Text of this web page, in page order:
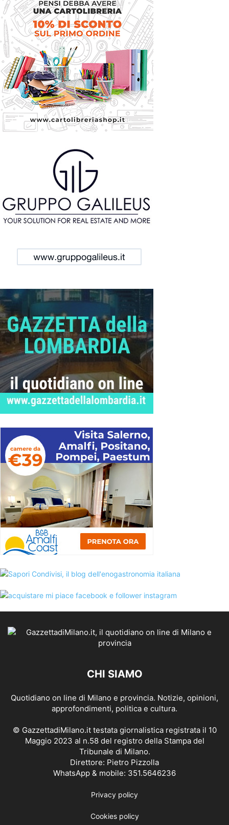
CHI SIAMO
Quotidiano on line di Milano e provincia. Notizie, opinioni,
approfondimenti, politica e cultura.
© GazzettadiMilano.it testata giornalistica registrata il 10
Maggio 2023 al n.58 del registro della Stampa del
Tribunale di Milano.
Direttore: Pietro Pizzolla
WhatsApp & mobile: 351.5646236
Privacy policy
Cookies policy